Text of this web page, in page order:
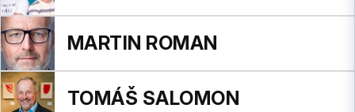
MARTIN ROMAN
TOMÁŠ SALOMON